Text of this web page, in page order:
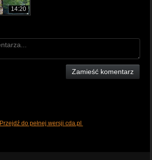
14:20
Zamieść komentarz
Przejdź do pełnej wersji cda.pl